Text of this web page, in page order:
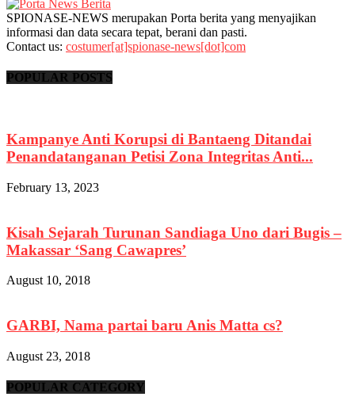
SPIONASE-NEWS merupakan Porta berita yang menyajikan
informasi dan data secara tepat, berani dan pasti.
Contact us: costumer[at]spionase-news[dot]com
POPULAR POSTS
Kampanye Anti Korupsi di Bantaeng Ditandai
Penandatanganan Petisi Zona Integritas Anti...
February 13, 2023
Kisah Sejarah Turunan Sandiaga Uno dari Bugis –
Makassar ‘Sang Cawapres’
August 10, 2018
GARBI, Nama partai baru Anis Matta cs?
August 23, 2018
POPULAR CATEGORY